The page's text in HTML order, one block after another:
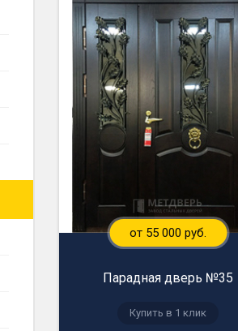
от 55 000 руб.
Парадная дверь №35
Купить в 1 клик